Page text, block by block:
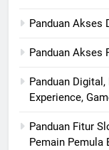
Panduan Akses
Panduan Akses
Panduan
Experience,
Panduan Fitur
Pemain Pemula